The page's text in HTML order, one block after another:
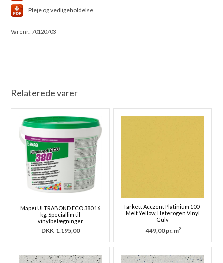
Pleje og vedligeholdelse
Varenr.:70120703
Relaterede varer
Mapei ULTRABOND ECO 380 16
kg. Speciallim til
vinylbelægninger
DKK 1.195,00
Tarkett Acczent Platinium 100 -
Melt Yellow, Heterogen Vinyl
Gulv
449,00 pr. m2